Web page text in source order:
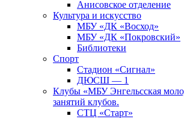
Анисовское отделение
Культура и искусство
МБУ «ДК «Восход»
МБУ «ДК «Покровский»
Библиотеки
Спорт
Стадион «Сигнал»
ДЮСШ — 1
Клубы «МБУ Энгельсская
занятий клубов.
СТЦ «Старт»